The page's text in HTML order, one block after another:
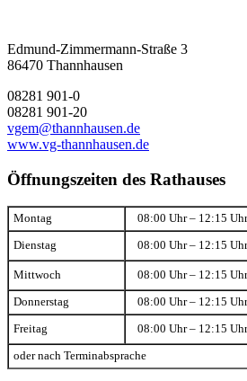
Edmund-Zimmermann-Straße 3
86470 Thannhausen
08281 901-0
08281 901-20
vgem@thannhausen.de
www.vg-thannhausen.de
Öffnungszeiten des Rathauses
Montag 08:00 Uhr – 12:15 Uhr
Dienstag 08:00 Uhr – 12:15 Uhr
Mittwoch 08:00 Uhr – 12:15 Uhr
Donnerstag 08:00 Uhr – 12:15 Uhr
Freitag 08:00 Uhr – 12:15 Uhr
oder nach Terminabsprache